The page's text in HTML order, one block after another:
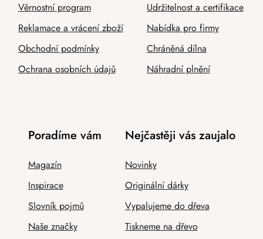
Věrnostní program
Reklamace a vrácení zboží
Obchodní podmínky
Ochrana osobních údajů
Udržitelnost a certifikace
Nabídka pro firmy
Chráněná dílna
Náhradní plnění
Poradíme vám
Magazín
Inspirace
Slovník pojmů
Naše značky
Nejčastěji vás zaujalo
Novinky
Originální dárky
Vypalujeme do dřeva
Tiskneme na dřevo